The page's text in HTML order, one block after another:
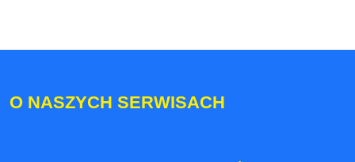
O NASZYCH SERWISACH